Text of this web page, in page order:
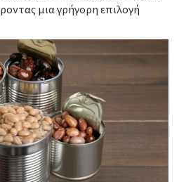
μια γρήγορη επιλογή